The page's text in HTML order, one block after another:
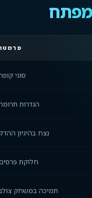
מפתח
סוגי
הגדרות
נצח בהיגיון
חלוקת
תמיכה במשחק